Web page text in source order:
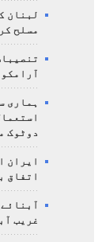
لبنان
مسلح
آرامکو
ہماری
دوٹوک
ایران
اتفاق
غریب